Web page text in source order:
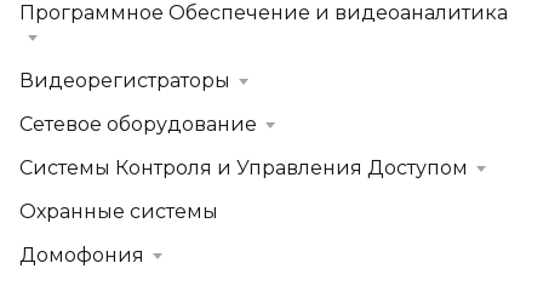
Программное Обеспечение и видеоаналитика
Видеорегистраторы
Сетевое оборудование
Системы Контроля и Управления Доступом
Охранные системы
Домофония